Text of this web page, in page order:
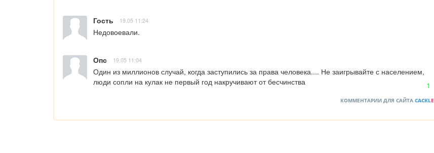
Гость 19.05 11:24
Недовоевали.
Опс 19.05 11:04
Один из миллионов случай, когда заступились за права человека.... Не заигрывайте с населением,
люди сопли на кулак не первый год накручивают от бесчинства
1
КОММЕНТАРИИ ДЛЯ САЙТА CACKLE